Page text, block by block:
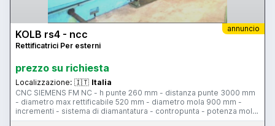
annuncio
KOLB rs4 - ncc
Rettificatrici Per esterni
prezzo su richiesta
Localizzazione: 🇮🇹 Italia
CNC SIEMENS FM NC - h punte 260 mm - distanza punte 3000 mm
- diametro max rettificabile 520 mm - diametro mola 900 mm -
incrementi - sistema di diamantatura - contropunta - potenza mola
18 kw